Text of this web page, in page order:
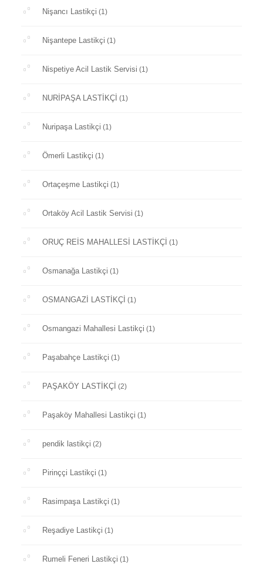
Nişancı Lastikçi (1)
Nişantepe Lastikçi (1)
Nispetiye Acil Lastik Servisi (1)
NURİPAŞA LASTİKÇİ (1)
Nuripaşa Lastikçi (1)
Ömerli Lastikçi (1)
Ortaçeşme Lastikçi (1)
Ortaköy Acil Lastik Servisi (1)
ORUÇ REİS MAHALLESİ LASTİKÇİ (1)
Osmanağa Lastikçi (1)
OSMANGAZİ LASTİKÇİ (1)
Osmangazi Mahallesi Lastikçi (1)
Paşabahçe Lastikçi (1)
PAŞAKÖY LASTİKÇİ (2)
Paşaköy Mahallesi Lastikçi (1)
pendik lastikçi (2)
Pirinççi Lastikçi (1)
Rasimpaşa Lastikçi (1)
Reşadiye Lastikçi (1)
Rumeli Feneri Lastikçi (1)